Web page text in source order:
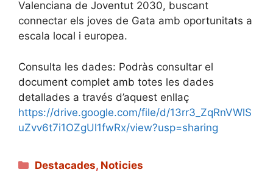
Valenciana de Joventut 2030, buscant
connectar els joves de Gata amb oportunitats a
escala local i europea.
Consulta les dades: Podràs consultar el
document complet amb totes les dades
detallades a través d’aquest enllaç
https://drive.google.com/file/d/13rr3_ZqRnVWlS
uZvv6t7i1OZgUl1fwRx/view?usp=sharing
Categories
Destacades, Noticies